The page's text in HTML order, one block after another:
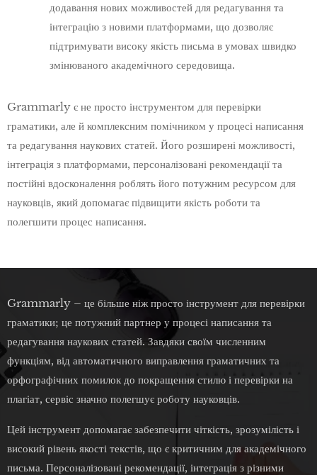
додавання нових можливостей для редагування та
інтеграцію з новими платформами, що дозволяє
підтримувати високу якість письма в умовах швидко
змінюваного академічного середовища.
Grammarly є не просто інструментом для перевірки
граматики, але й комплексним помічником у процесі написання
та редагування наукових статей. Його розширені можливості,
інтеграція з платформами, персоналізовані рекомендації та
постійні вдосконалення роблять його потужним ресурсом для
науковців, який допомагає підвищити якість роботи та
полегшити процес написання.
Grammarly – це більше ніж просто інструмент для перевірки
граматики; це потужний партнер у процесі написання та
редагування наукових статей. Завдяки своїм численним
функціям, від автоматичного виправлення граматичних та
орфографічних помилок до покращення стилю і перевірки на
плагіат, сервіс значно полегшує роботу науковців.
Цей інструмент допомагає забезпечити чіткість, зрозумілість і
високий рівень якості текстів, що є критичним для академічного
письма. Персоналізовані рекомендації, інтеграція з різними